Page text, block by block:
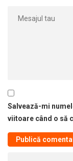
Salvează-mi
viitoare când o să